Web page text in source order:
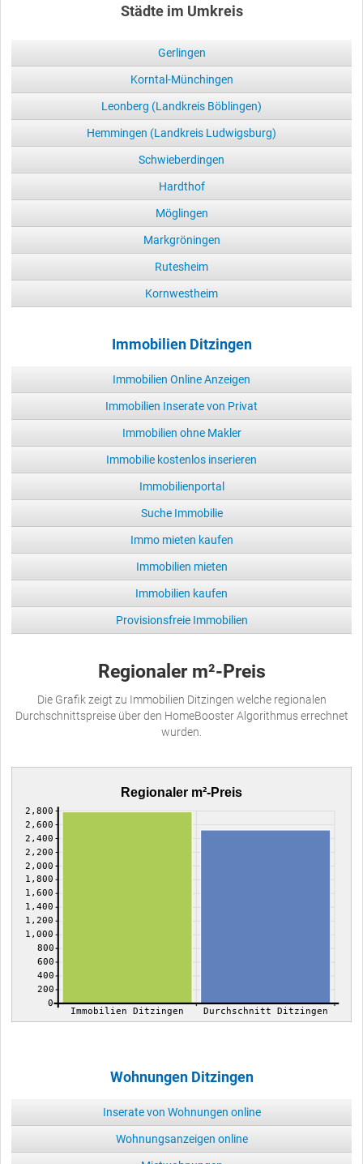
Städte im Umkreis
Gerlingen
Korntal-Münchingen
Leonberg (Landkreis Böblingen)
Hemmingen (Landkreis Ludwigsburg)
Schwieberdingen
Hardthof
Möglingen
Markgröningen
Rutesheim
Kornwestheim
Immobilien Ditzingen
Immobilien Online Anzeigen
Immobilien Inserate von Privat
Immobilien ohne Makler
Immobilie kostenlos inserieren
Immobilienportal
Suche Immobilie
Immo mieten kaufen
Immobilien mieten
Immobilien kaufen
Provisionsfreie Immobilien
Regionaler m²-Preis
Die Grafik zeigt zu Immobilien Ditzingen welche regionalen
Durchschnittspreise über den HomeBooster Algorithmus errechnet
wurden.
Regionaler m²-Preis
0
200
400
600
800
1,000
1,200
1,400
1,600
1,800
2,000
2,200
2,400
2,600
2,800
Immobilien Ditzingen Durchschnitt Ditzingen
Wohnungen Ditzingen
Inserate von Wohnungen online
Wohnungsanzeigen online